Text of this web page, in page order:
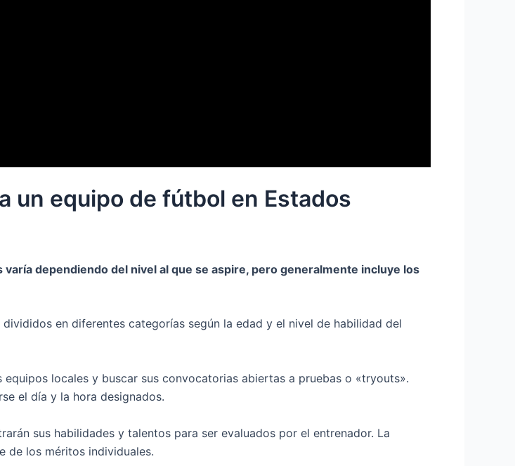
un equipo de fútbol en Estados
dependiendo del nivel al que se aspire, pero generalmente incluye los
en diferentes categorías según la edad y el nivel de habilidad del
locales y buscar sus convocatorias abiertas a pruebas o «tryouts».
el día y la hora designados.
sus habilidades y talentos para ser evaluados por el entrenador. La
de los méritos individuales.